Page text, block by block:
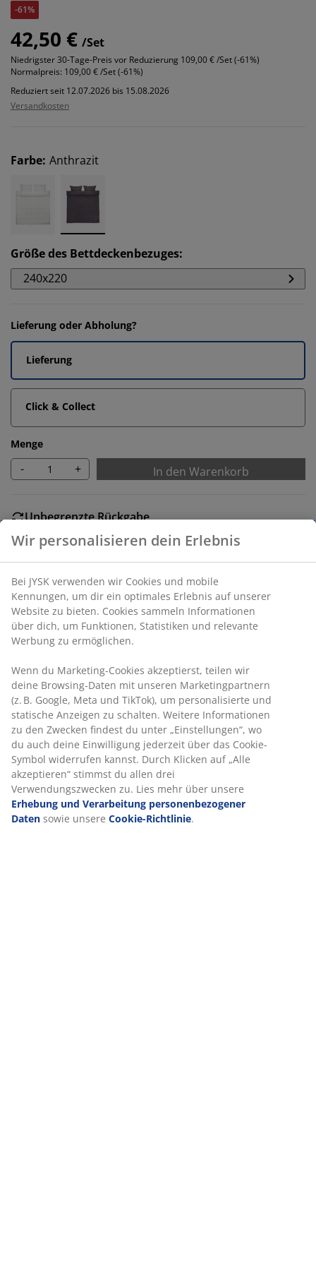
-61%
42,50 € /Set
Niedrigster 30-Tage-Preis vor Reduzierung 109,00 € /Set (-61%)
Normalpreis: 109,00 € /Set (-61%)
Reduziert seit 12.07.2026 bis 15.08.2026
Versandkosten
Farbe: Anthrazit
Größe des Bettdeckenbezuges:
240x220
Lieferung oder Abholung?
Lieferung
Click & Collect
Menge
- + In den Warenkorb
Unbegrenzte Rückgabe
Filiale
Preisgarantie
30 Tage Preisgarantie auf alle Artikel
Flexible Lieferoptionen
Schnelle und einfache Lieferung nach deiner Wahl
Artikelnummer: 7391724
Produkteigenschaften
Bewertungen
(16)
Wir personalisieren dein Erlebnis
Bei JYSK verwenden wir Cookies und mobile
Kennungen, um dir ein optimales Erlebnis auf unserer
Website zu bieten. Cookies sammeln Informationen
über dich, um Funktionen, Statistiken und relevante
Werbung zu ermöglichen.
Wenn du Marketing-Cookies akzeptierst, teilen wir
deine Browsing-Daten mit unseren Marketingpartnern
(z. B. Google, Meta und TikTok), um personalisierte und
statische Anzeigen zu schalten. Weitere Informationen
zu den Zwecken findest du unter „Einstellungen“, wo
du auch deine Einwilligung jederzeit über das Cookie-
Symbol widerrufen kannst. Durch Klicken auf „Alle
akzeptieren“ stimmst du allen drei
Verwendungszwecken zu. Lies mehr über unsere
Erhebung und Verarbeitung personenbezogener
Daten sowie unsere Cookie-Richtlinie.